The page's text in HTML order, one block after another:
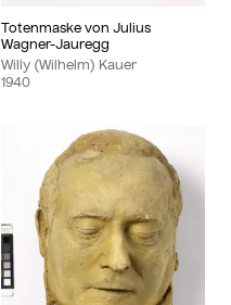
Totenmaske von Julius
Wagner-Jauregg
Willy (Wilhelm) Kauer
1940